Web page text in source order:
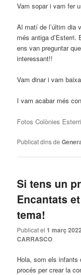
Vam sopar i vam fer
Al matí de l’últim dia
més antiga
ens van preguntar
interessant!!
Vam dinar i vam
I vam acabar més
Fotos Colònies
Publicat dins de
Si tens un
Encantats
tema!
Publicat el1 març 2022
CARRASCO
Hola, som els infants
procés per crear la